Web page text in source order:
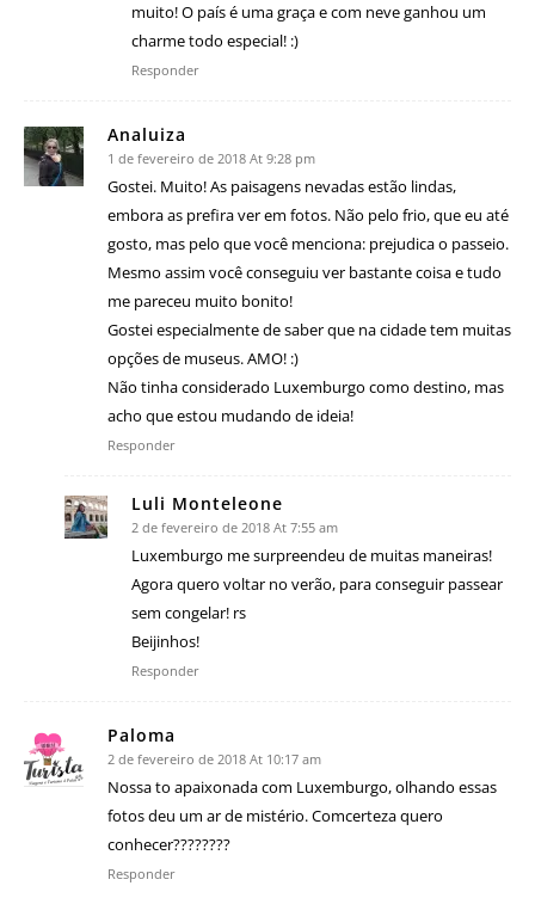
muito! O país é uma graça e com neve ganhou um
charme todo especial! :)
Responder
Analuiza
1 de fevereiro de 2018 At 9:28 pm
Gostei. Muito! As paisagens nevadas estão lindas,
embora as prefira ver em fotos. Não pelo frio, que eu até
gosto, mas pelo que você menciona: prejudica o passeio.
Mesmo assim você conseguiu ver bastante coisa e tudo
me pareceu muito bonito!
Gostei especialmente de saber que na cidade tem muitas
opções de museus. AMO! :)
Não tinha considerado Luxemburgo como destino, mas
acho que estou mudando de ideia!
Responder
Luli Monteleone
2 de fevereiro de 2018 At 7:55 am
Luxemburgo me surpreendeu de muitas maneiras!
Agora quero voltar no verão, para conseguir passear
sem congelar! rs
Beijinhos!
Responder
Paloma
2 de fevereiro de 2018 At 10:17 am
Nossa to apaixonada com Luxemburgo, olhando essas
fotos deu um ar de mistério. Comcerteza quero
conhecer????????
Responder